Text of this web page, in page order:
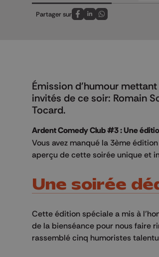
Partager sur
Partagez sur FaceBook
Partagez sur LinkedIn
Partagez sur
Émission d'humour
invités de ce soir: Romain
Tocard.
Ardent Comedy Club #3 : Une
Vous avez manqué la 3ème
aperçu de cette soirée unique et
Une soirée
Cette édition spéciale a mis à
de la bienséance pour nous faire
rassemblé cinq humoristes